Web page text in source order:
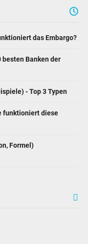
Mekko-Diagramm in
Anleitung mit
Banken der
diese